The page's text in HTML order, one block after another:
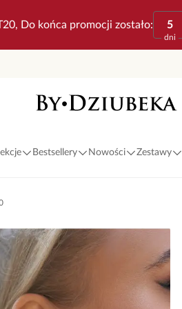
Do końca promocji zostało: 5
dni
Bestsellery Nowości Zestawy